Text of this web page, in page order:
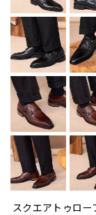
スクエアトゥロ